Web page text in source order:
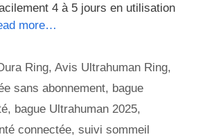
4 à 5 jours en utilisation
more…
Ring,Avis Ultrahuman Ring,
sans abonnement, bague
, bague Ultrahuman 2025,
connectée, suivi sommeil